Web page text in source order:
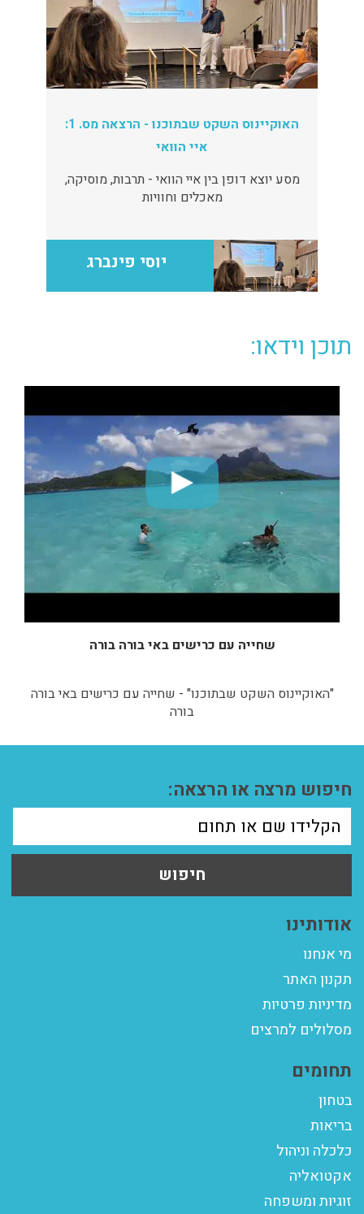
האוקיינוס השקט שבתוכנו - הרצאה מס. 1:
איי הוואי
מסע יוצא דופן בין איי הוואי - תרבות, מוסיקה,
מאכלים וחוויות
יוסי פינברג
תוכן וידאו:
שחייה עם כרישים באי בורה בורה
"האוקיינוס השקט שבתוכנו" - שחייה עם כרישים באי בורה
בורה
חיפוש מרצה או הרצאה:
חיפוש
אודותינו
מי אנחנו
תקנון האתר
מדיניות פרטיות
מסלולים למרצים
תחומים
בטחון
בריאות
כלכלה וניהול
אקטואליה
זוגיות ומשפחה